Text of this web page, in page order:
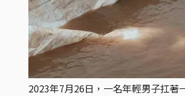
2023年7月26日，一名年輕男子扛